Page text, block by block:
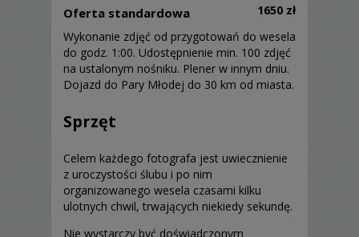
Oferta standardowa
1650 zł
Wykonanie zdjęć od przygotowań do wesela
do godz. 1:00. Udostępnienie min. 100 zdjęć
na ustalonym nośniku. Plener w innym dniu.
Dojazd do Pary Młodej do 30 km od miasta.
Sprzęt
Celem każdego fotografa jest uwiecznienie
z uroczystości ślubu i po nim
organizowanego wesela czasami kilku
ulotnych chwil, trwających niekiedy sekundę.
Nie wystarczy być doświadczonym